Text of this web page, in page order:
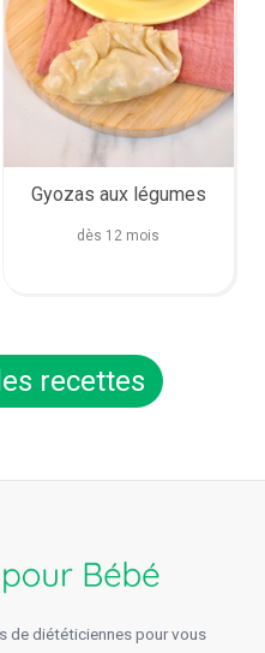
Gyozas aux légumes
dès 12 mois
recettes
de diététiciennes pour vous